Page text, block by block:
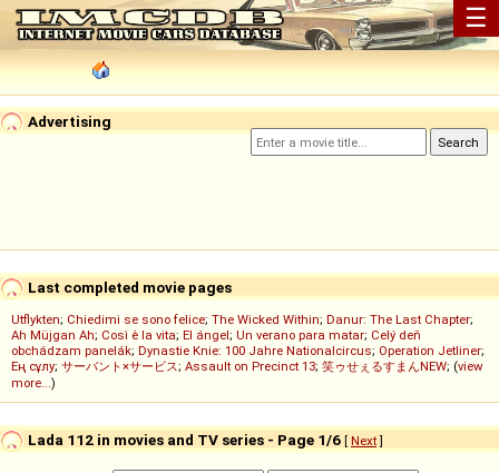
☰
Advertising
Last completed movie pages
Utflykten; Chiedimi se sono felice; The Wicked Within; Danur: The Last Chapter;
Ah Müjgan Ah; Così è la vita; El ángel; Un verano para matar; Celý deň
obchádzam panelák; Dynastie Knie: 100 Jahre Nationalcircus; Operation Jetliner;
Ең сұлу; サーバント×サービス; Assault on Precinct 13; 笑ゥせぇるすまんNEW; (view
more...)
Lada 112 in movies and TV series - Page 1/6 [ Next]